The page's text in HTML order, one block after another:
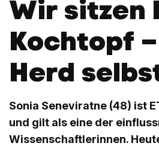
Wir sitzen
Kochtopf
Herd
Sonia Seneviratne (48) ist
und gilt als eine der
Wissenschaftlerinnen.